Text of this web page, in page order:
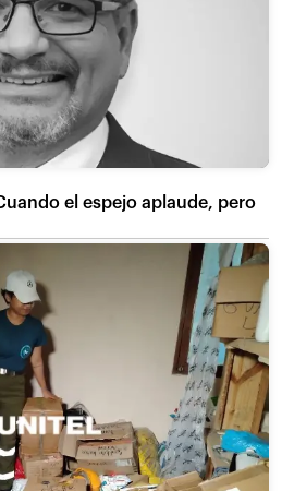
el espejo aplaude, pero